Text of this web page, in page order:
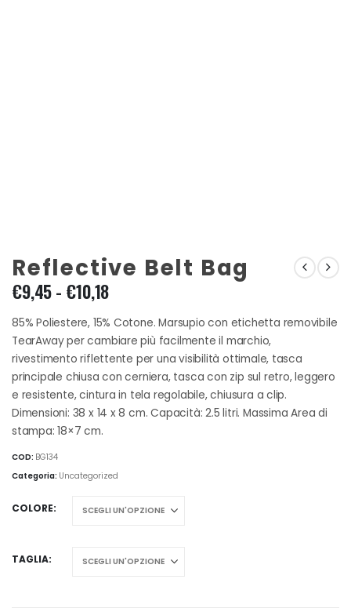
Reflective Belt Bag
€9,45- €10,18Fascia
prezzo:
da
€9,45
a
€10,18
85% Poliestere, 15% Cotone. Marsupio con etichetta removibile
TearAway per cambiare più facilmente il marchio,
rivestimento riflettente per una visibilità ottimale, tasca
principale chiusa con cerniera, tasca con zip sul retro, leggero
e resistente, cintura in tela regolabile, chiusura a clip.
Dimensioni: 38 x 14 x 8 cm. Capacità: 2.5 litri. Massima Area di
stampa: 18×7 cm.
COD: BG134
Categoria: Uncategorized
COLORE
TAGLIA